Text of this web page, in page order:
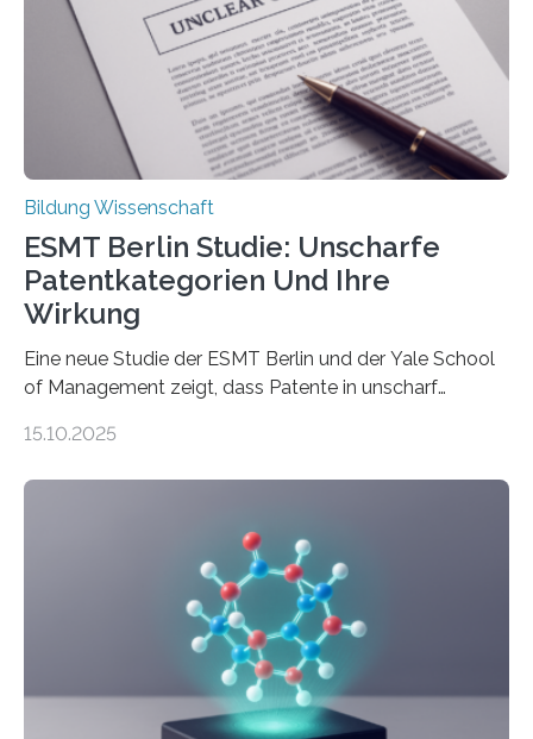
Hochschule Bochum. Im Rahmen des
Promotionsprojekts „BACKCamPAIN“ führt die
Doktorandin Deborah Jost (Hochschule Bochum,
Promotionskolleg NRW) derzeit eine Online-Umfrage
durch. Ziel ist es, herauszufinden,…
Bildung Wissenschaft
ESMT Berlin Studie: Unscharfe
Patentkategorien Und Ihre
Wirkung
Eine neue Studie der ESMT Berlin und der Yale School
of Management zeigt, dass Patente in unscharf
häufiger zu bahnbrechenden Innovationen führen und
Erfindungen entstehen besonders dann, wenn
Wissenskategorien verschwimmen. Das zeigt neue
Forschung von Gianluca Carnabuci, Professor of
Organizational Behavior an der ESMT Berlin, und
Balázs Kovács, Professor an der Yale School of
Management. Die Forscher kommen zu dem Schluss,
dass Patente…
15.10.2025